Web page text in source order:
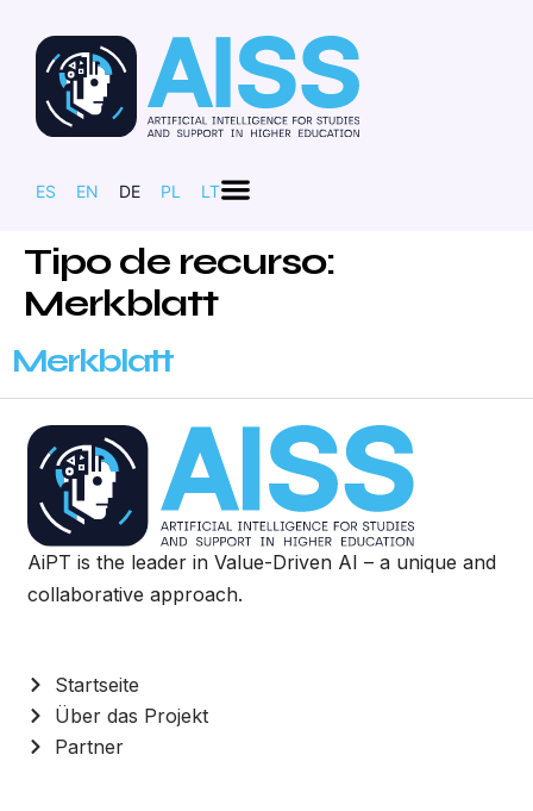
ES EN DE PL LT
Tipo de recurso:
Merkblatt
Merkblatt
AiPT is the leader in Value-Driven AI – a unique and
collaborative approach.
Startseite
Über das Projekt
Partner